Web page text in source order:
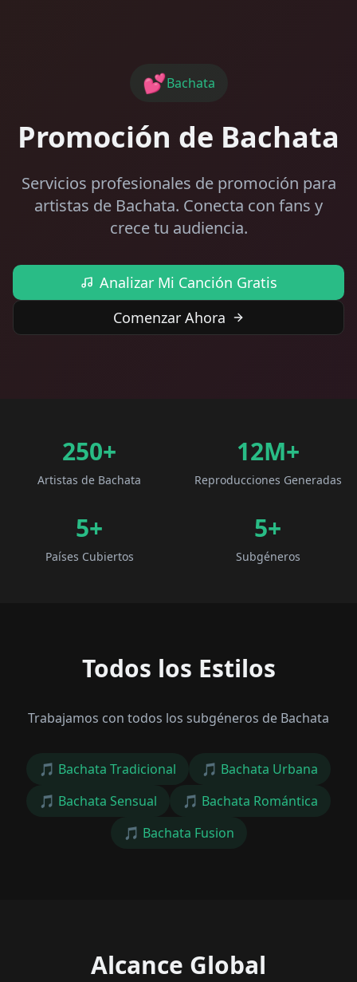
💕Bachata
Promoción de Bachata
Servicios profesionales de promoción para
artistas de Bachata. Conecta con fans y
crece tu audiencia.
Analizar Mi Canción Gratis
Comenzar Ahora
250+
Artistas de Bachata
12M+
Reproducciones Generadas
5+
Países Cubiertos
5+
Subgéneros
Todos los Estilos
Trabajamos con todos los subgéneros de Bachata
🎵 Bachata Tradicional 🎵 Bachata Urbana
🎵 Bachata Sensual 🎵 Bachata Romántica
🎵 Bachata Fusion
Alcance Global